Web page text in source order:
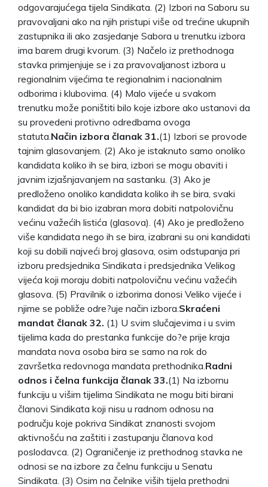
odgovarajućega tijela Sindikata. (2) Izbori na Saboru su
pravovaljani ako na njih pristupi više od trećine ukupnih
zastupnika ili ako zasjedanje Sabora u trenutku izbora
ima barem drugi kvorum. (3) Načelo iz prethodnoga
stavka primjenjuje se i za pravovaljanost izbora u
regionalnim vijećima te regionalnim i nacionalnim
odborima i klubovima. (4) Malo vijeće u svakom
trenutku može poništiti bilo koje izbore ako ustanovi da
su provedeni protivno odredbama ovoga
statuta. Način izbora članak 31.(1) Izbori se provode
tajnim glasovanjem. (2) Ako je istaknuto samo onoliko
kandidata koliko ih se bira, izbori se mogu obaviti i
javnim izjašnjavanjem na sastanku. (3) Ako je
predloženo onoliko kandidata koliko ih se bira, svaki
kandidat da bi bio izabran mora dobiti natpolovičnu
većinu važećih listića (glasova). (4) Ako je predloženo
više kandidata nego ih se bira, izabrani su oni kandidati
koji su dobili najveći broj glasova, osim odstupanja pri
izboru predsjednika Sindikata i predsjednika Velikog
vijeća koji moraju dobiti natpolovičnu većinu važećih
glasova. (5) Pravilnik o izborima donosi Veliko vijeće i
njime se pobliže odre?uje način izbora. Skraćeni
mandat članak 32. (1) U svim slučajevima i u svim
tijelima kada do prestanka funkcije do?e prije kraja
mandata nova osoba bira se samo na rok do
završetka redovnoga mandata prethodnika. Radni
odnos i čelna funkcija članak 33.(1) Na izbornu
funkciju u višim tijelima Sindikata ne mogu biti birani
članovi Sindikata koji nisu u radnom odnosu na
području koje pokriva Sindikat znanosti svojom
aktivnošću na zaštiti i zastupanju članova kod
poslodavca. (2) Ograničenje iz prethodnog stavka ne
odnosi se na izbore za čelnu funkciju u Senatu
Sindikata. (3) Osim na čelnike viših tijela prethodni